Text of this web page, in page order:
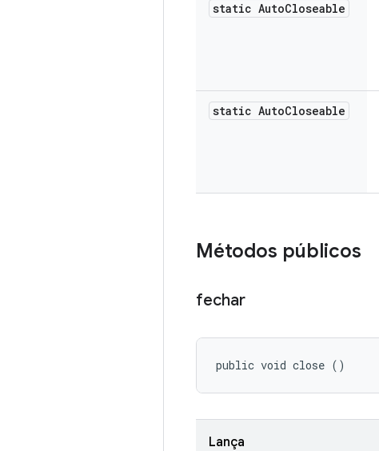
static AutoCloseable
static AutoCloseable
Métodos públicos
fechar
public void close ()
Lança